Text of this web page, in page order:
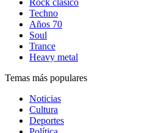
Rock clásico
Techno
Años 70
Soul
Trance
Heavy metal
Temas más populares
Noticias
Cultura
Deportes